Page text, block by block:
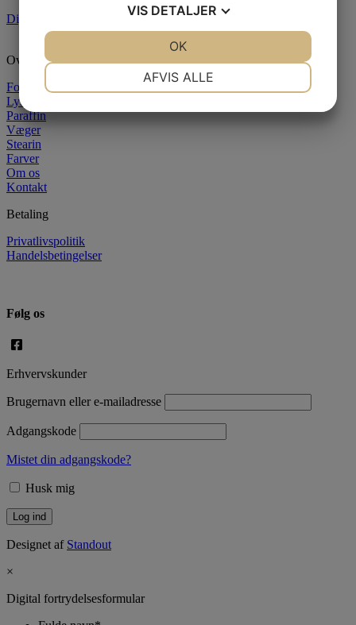
Digital fortrydelsesformular
Oversigt
Forside
Lysstøbning
Paraffin
Væger
Stearin
Farver
Om os
Kontakt
Betaling
Privatlivspolitik
Handelsbetingelser
Følg os
Erhvervskunder
Brugernavn eller e-mailadresse
Adgangskode
Mistet din adgangskode?
Husk mig
Designet af Standout
×
Digital fortrydelsesformular
VIS DETALJER
AFVIS ALLE
OK